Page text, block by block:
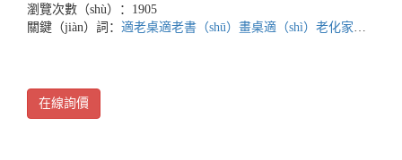
瀏覽次數（shù）：1905
關鍵（jiàn）詞： 適老桌適老書（shū）畫桌適（shì）老化家具
在線詢價